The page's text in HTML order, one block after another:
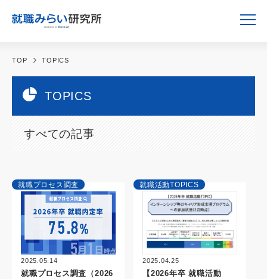
TOP TOPICS
TOPICS
すべての記事
就職プロセス調査
2025.05.14
就職プロセス調査（2026
就職活動TOPICS
2025.04.25
【2026年卒 就職活動